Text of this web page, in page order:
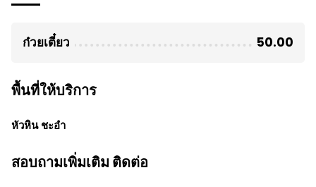
ก๋วยเตี๋ยว 50.00
พื้นที่ให้บริการ
หัวหิน ชะอำ
สอบถามเพิ่มเติม ติดต่อ